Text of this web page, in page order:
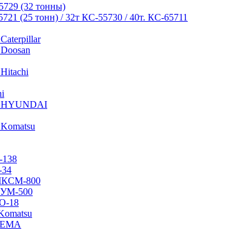
(32 тонны)
(25 тонн) / 32т КС-55730 / 40т. КС-65711
HYUNDAI
138
34
800
500
18